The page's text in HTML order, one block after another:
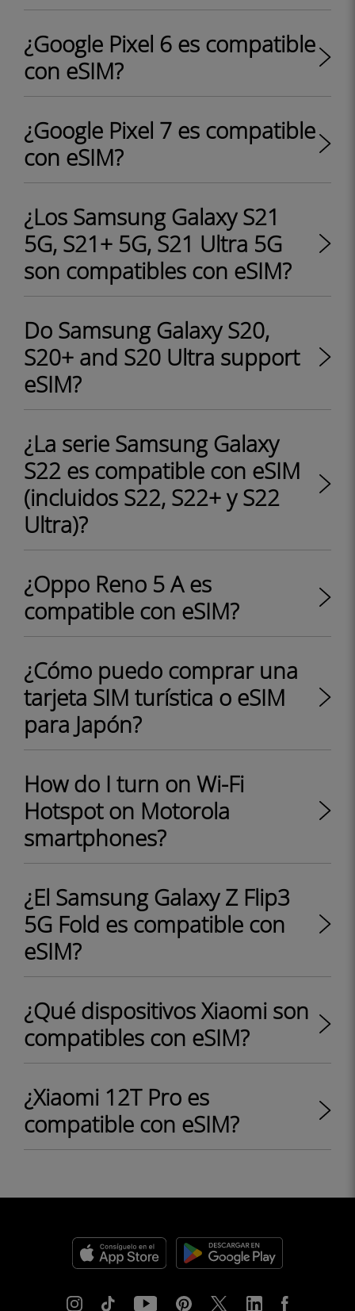
¿Google Pixel 6 es compatible
con eSIM?
¿Google Pixel 7 es compatible
con eSIM?
¿Los Samsung Galaxy S21
5G, S21+ 5G, S21 Ultra 5G
son compatibles con eSIM?
Do Samsung Galaxy S20,
S20+ and S20 Ultra support
eSIM?
¿La serie Samsung Galaxy
S22 es compatible con eSIM
(incluidos S22, S22+ y S22
Ultra)?
¿Oppo Reno 5 A es
compatible con eSIM?
¿Cómo puedo comprar una
tarjeta SIM turística o eSIM
para Japón?
How do I turn on Wi-Fi
Hotspot on Motorola
smartphones?
¿El Samsung Galaxy Z Flip3
5G Fold es compatible con
eSIM?
¿Qué dispositivos Xiaomi son
compatibles con eSIM?
¿Xiaomi 12T Pro es
compatible con eSIM?